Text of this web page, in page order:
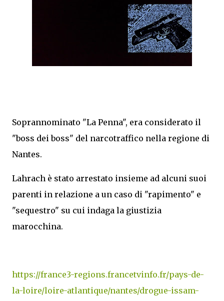
Soprannominato "La Penna", era considerato il
"boss dei boss" del narcotraffico nella regione di
Nantes.
Lahrach è stato arrestato insieme ad alcuni suoi
parenti in relazione a un caso di "rapimento" e
"sequestro" su cui indaga la giustizia
marocchina.
https://france3-regions.francetvinfo.fr/pays-de-
la-loire/loire-atlantique/nantes/drogue-issam-